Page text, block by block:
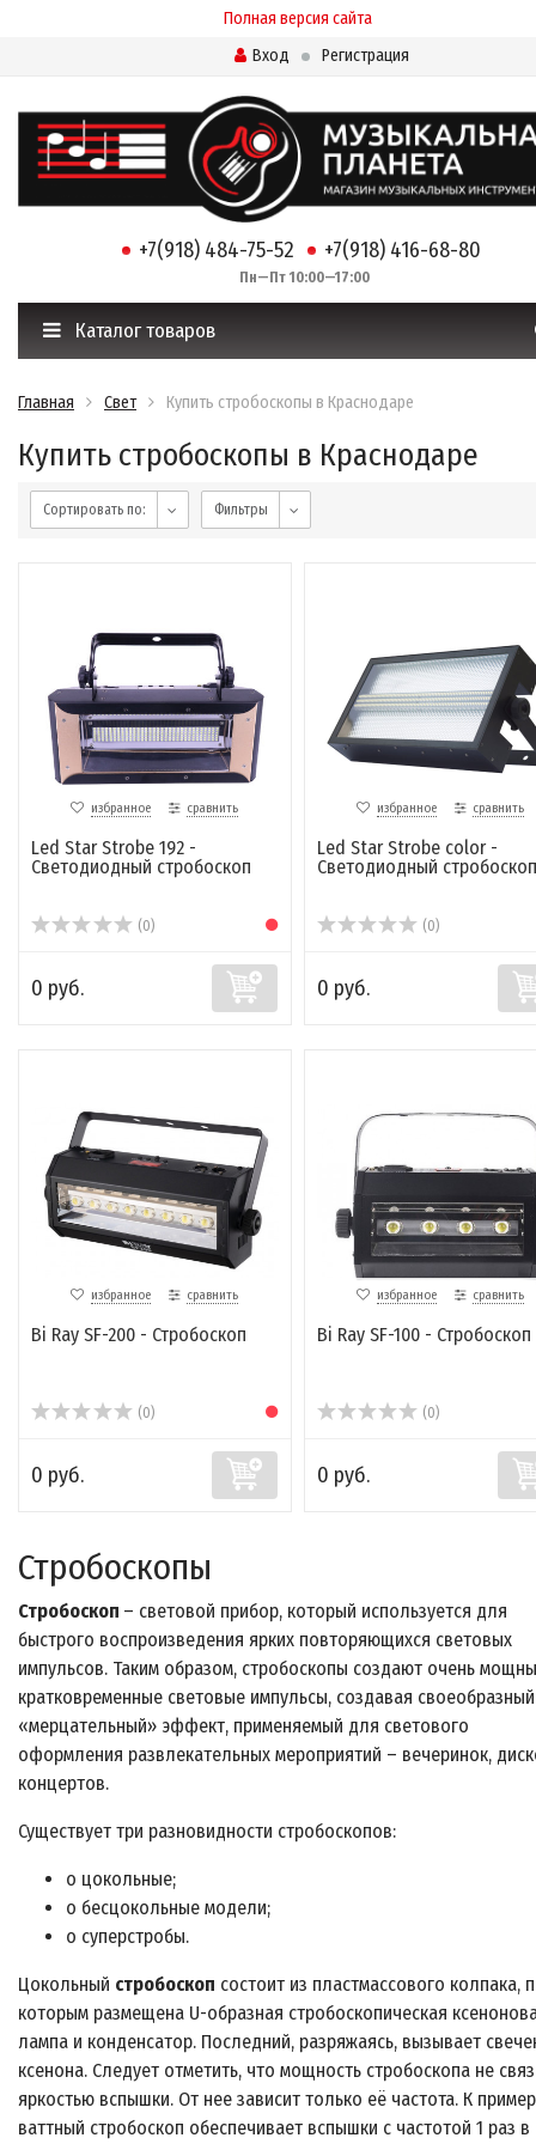
Полная версия сайта
Вход
Регистрация
+7(918) 484-75-52 +7(918) 416-68-80
Пн—Пт 10:00—17:00
Каталог товаров
Главная Свет Купить стробоскопы в Краснодаре
Купить стробоскопы в Краснодаре
Сортировать по: Фильтры
избранное сравнить
Led Star Strobe 192 -
Светодиодный стробоскоп
(0)
0 руб.
избранное сравнить
Led Star Strobe color -
Светодиодный стробоскоп
(0)
0 руб.
избранное сравнить
Bi Ray SF-200 - Стробоскоп
(0)
0 руб.
избранное сравнить
Bi Ray SF-100 - Стробоскоп
(0)
0 руб.
Стробоскопы
Стробоскоп – световой прибор, который используется для
быстрого воспроизведения ярких повторяющихся световых
импульсов. Таким образом, стробоскопы создают очень
кратковременные световые импульсы, создавая своеобразный
«мерцательный» эффект, применяемый для светового
оформления развлекательных мероприятий – вечеринок,
концертов.
Существует три разновидности стробоскопов:
o цокольные;
o бесцокольные модели;
o суперстробы.
Цокольный стробоскоп состоит из пластмассового колпака,
которым размещена U-образная стробоскопическая
лампа и конденсатор. Последний, разряжаясь, вызывает
ксенона. Следует отметить, что мощность стробоскопа не
яркостью вспышки. От нее зависит только её частота. К
ваттный стробоскоп обеспечивает вспышки с частотой 1 раз в